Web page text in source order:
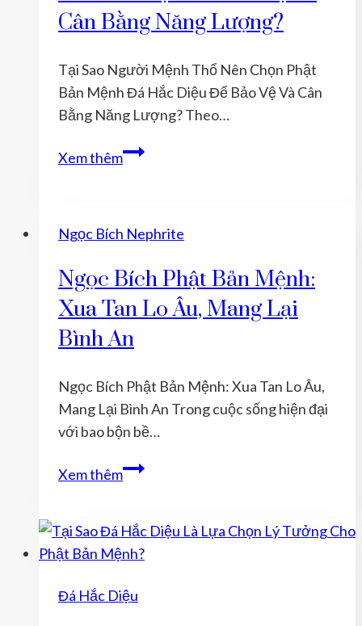
NÀO
ĐỂ
MAY
MẮN
Cân Bằng Năng Lượng?
Tại Sao Người Mệnh Thổ Nên Chọn Phật
Bản Mệnh Đá Hắc Diệu Để Bảo Vệ Và Cân
Bằng Năng Lượng? Theo…
Xem thêmTại
Thổ
Chọn
Phật
Bản
Mệnh
Đá
Hắc
Diệu
Bảo
Cân
Bằng
Lượng?
Ngọc Bích Nephrite
Ngọc Bích Phật Bản Mệnh:
Xua Tan Lo Âu, Mang Lại
Bình An
Ngọc Bích Phật Bản Mệnh: Xua Tan Lo Âu,
Mang Lại Bình An Trong cuộc sống hiện đại
với bao bộn bề…
Xem thêmNgọc
Bản
Mệnh:
Tan
Đá Hắc Diệu